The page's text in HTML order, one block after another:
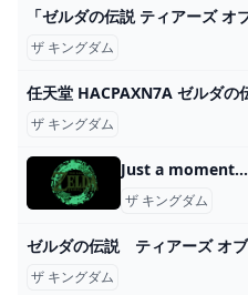
ザ キングダム
ザ キングダム
Just a moment...
ザ キングダム
ザ キングダム